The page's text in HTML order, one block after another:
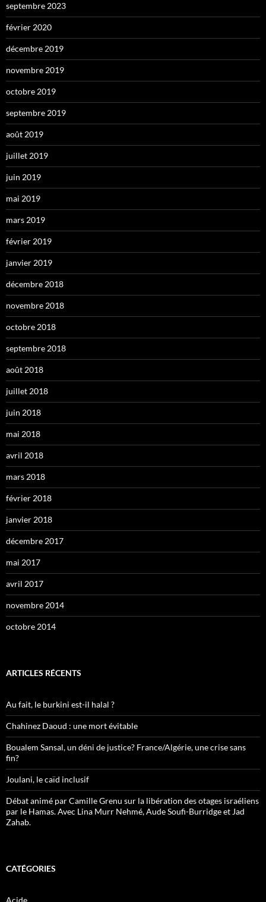
septembre 2023
février 2020
décembre 2019
novembre 2019
octobre 2019
septembre 2019
août 2019
juillet 2019
juin 2019
mai 2019
mars 2019
février 2019
janvier 2019
décembre 2018
novembre 2018
octobre 2018
septembre 2018
août 2018
juillet 2018
juin 2018
mai 2018
avril 2018
mars 2018
février 2018
janvier 2018
décembre 2017
mai 2017
avril 2017
novembre 2014
octobre 2014
ARTICLES RÉCENTS
Au fait, le burkini est-il halal ?
Chahinez Daoud : une mort évitable
Boualem Sansal, un déni de justice? France/Algérie, une crise sans
fin?
Joulani, le caïd inclusif
Débat animé par Camille Grenu sur la libération des otages israéliens
par le Hamas. Avec Lina Murr Nehmé, Aude Soufi-Burridge et Jad
Zahab.
CATÉGORIES